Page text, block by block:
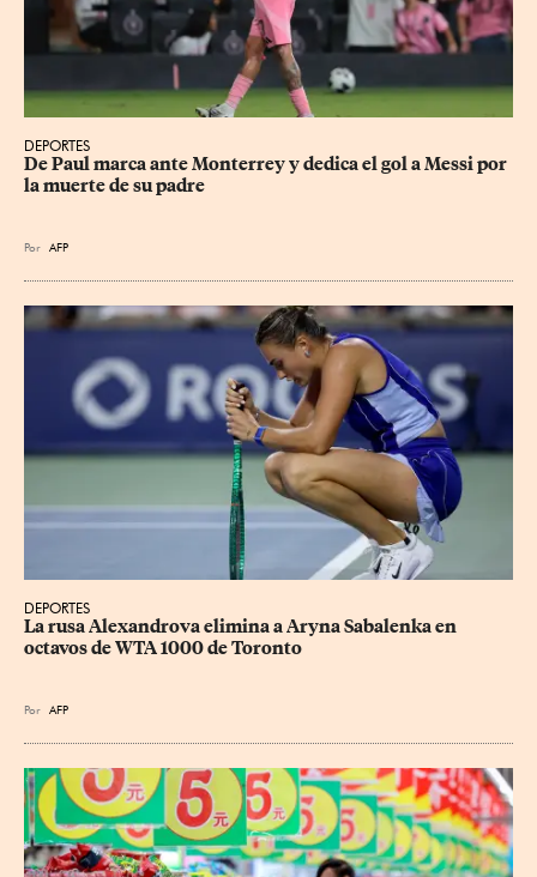
DEPORTES
De Paul marca ante Monterrey y dedica el gol a Messi por
la muerte de su padre
Por AFP
DEPORTES
La rusa Alexandrova elimina a Aryna Sabalenka en
octavos de WTA 1000 de Toronto
Por AFP